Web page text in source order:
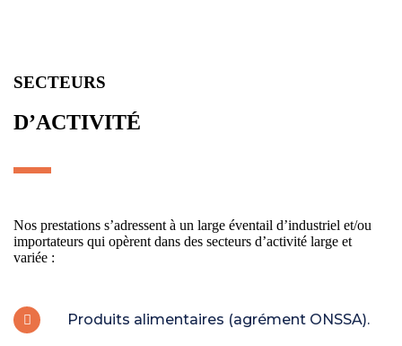
SECTEURS
D’ACTIVITÉ
Nos prestations s’adressent à un large éventail d’industriel et/ou
importateurs qui opèrent dans des secteurs d’activité large et
variée :
Produits alimentaires (agrément ONSSA).